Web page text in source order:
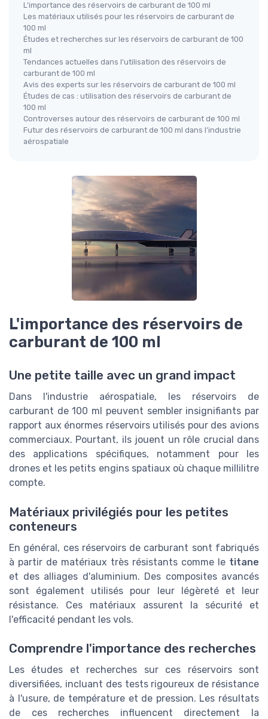
L'importance des réservoirs de carburant de 100 ml
Les matériaux utilisés pour les réservoirs de carburant de
100 ml
Études et recherches sur les réservoirs de carburant de 100
ml
Tendances actuelles dans l'utilisation des réservoirs de
carburant de 100 ml
Avis des experts sur les réservoirs de carburant de 100 ml
Études de cas : utilisation des réservoirs de carburant de
100 ml
Controverses autour des réservoirs de carburant de 100 ml
Futur des réservoirs de carburant de 100 ml dans l'industrie
aérospatiale
L'importance des réservoirs de
carburant de 100 ml
Une petite taille avec un grand impact
Dans l'industrie aérospatiale, les réservoirs de
carburant de 100 ml peuvent sembler insignifiants par
rapport aux énormes réservoirs utilisés pour des avions
commerciaux. Pourtant, ils jouent un rôle crucial dans
des applications spécifiques, notamment pour les
drones et les petits engins spatiaux où chaque millilitre
compte.
Matériaux privilégiés pour les petites
conteneurs
En général, ces réservoirs de carburant sont fabriqués
à partir de matériaux très résistants comme le titane
et des alliages d'aluminium. Des composites avancés
sont également utilisés pour leur légèreté et leur
résistance. Ces matériaux assurent la sécurité et
l'efficacité pendant les vols.
Comprendre l'importance des recherches
Les études et recherches sur ces réservoirs sont
diversifiées, incluant des tests rigoureux de résistance
à l'usure, de température et de pression. Les résultats
de ces recherches influencent directement la